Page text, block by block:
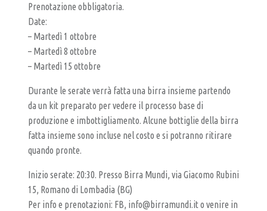
L
Prenotazione obbligatoria.
Date:
– Martedì 1 ottobre
– Martedì 8 ottobre
– Martedì 15 ottobre
Durante le serate verrà fatta una birra insieme partendo
da un kit preparato per vedere il processo base di
produzione e imbottigliamento. Alcune bottiglie della birra
fatta insieme sono incluse nel costo e si potranno ritirare
quando pronte.
Inizio serate: 20:30. Presso Birra Mundi, via Giacomo Rubini
15, Romano di Lombadia (BG)
Per info e prenotazioni: FB, info@birramundi.it o venire in